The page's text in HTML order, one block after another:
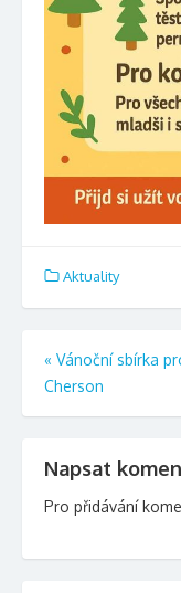
Aktuality
Navigace
pro
« Vánoční sbírka
Cherson
Napsat
Pro přidávání